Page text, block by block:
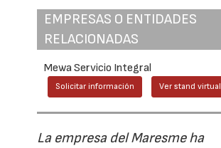
EMPRESAS O ENTIDADES
RELACIONADAS
Mewa Servicio Integral
Solicitar información Ver stand virtual
La empresa del Maresme ha